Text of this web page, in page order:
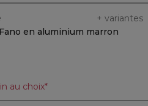
+ variantes
en aluminium marron
au choix*